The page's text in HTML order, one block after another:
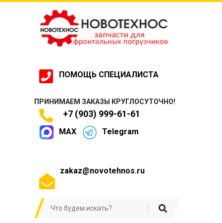
ПОМОЩЬ СПЕЦИАЛИСТА
ПРИНИМАЕМ ЗАКАЗЫ КРУГЛОСУТОЧНО!
+7 (903) 999-61-61
MAX Telegram
zakaz@novotehnos.ru